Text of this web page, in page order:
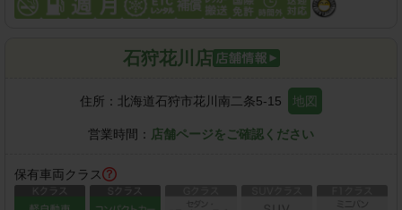
石狩花川店
住所： 北海道石狩市花川南二条5-15 地図
営業時間： 店舗ページをご確認ください
保有車両クラス